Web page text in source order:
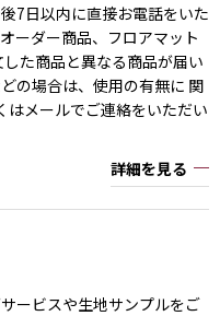
7日以内に直接お電話をいた
ーダー商品、フロアマット
た商品と異なる商品が届い
の場合は、使用の有無に 関
はメールでご連絡をいただい
詳細を見る
ービスや生地サンプルをご